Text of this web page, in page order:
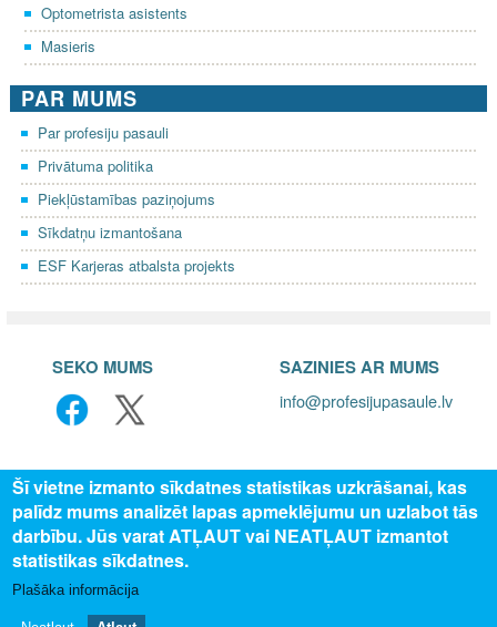
Optometrista asistents
Masieris
PAR MUMS
Par profesiju pasauli
Privātuma politika
Piekļūstamības paziņojums
Sīkdatņu izmantošana
ESF Karjeras atbalsta projekts
SEKO MUMS SAZINIES AR MUMS
info@profesijupasaule.lv
© 2025 Valsts izglītības attīstības aģentūra, publicētā satura visas
Šī vietne izmanto sīkdatnes statistikas uzkrāšanai, kas
palīdz mums analizēt lapas apmeklējumu un uzlabot tās
darbību. Jūs varat ATĻAUT vai NEATĻAUT izmantot
statistikas sīkdatnes.
Plašāka informācija